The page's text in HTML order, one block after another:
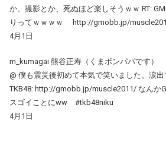
か、撮影とか、死ぬほど楽しそうｗｗ RT:
りってｗｗｗｗ http://gmobb.jp/
4月1日
m_kumagai 熊谷正寿（くまポンパパです）
@ 僕も震災後初めて本気で笑いました。涙
TKB48: http://gmobb.jp/muscle2011/ なんか
スゴイことにww #tkb48niku
4月1日